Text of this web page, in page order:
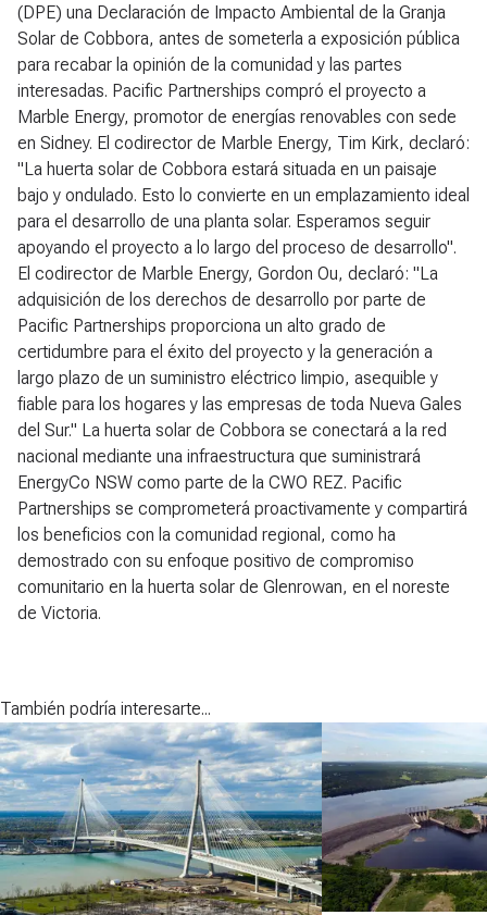
(DPE) una Declaración de Impacto Ambiental de la Granja
Solar de Cobbora, antes de someterla a exposición pública
para recabar la opinión de la comunidad y las partes
interesadas. Pacific Partnerships compró el proyecto a
Marble Energy, promotor de energías renovables con sede
en Sidney. El codirector de Marble Energy, Tim Kirk, declaró:
"La huerta solar de Cobbora estará situada en un paisaje
bajo y ondulado. Esto lo convierte en un emplazamiento ideal
para el desarrollo de una planta solar. Esperamos seguir
apoyando el proyecto a lo largo del proceso de desarrollo".
El codirector de Marble Energy, Gordon Ou, declaró: "La
adquisición de los derechos de desarrollo por parte de
Pacific Partnerships proporciona un alto grado de
certidumbre para el éxito del proyecto y la generación a
largo plazo de un suministro eléctrico limpio, asequible y
fiable para los hogares y las empresas de toda Nueva Gales
del Sur." La huerta solar de Cobbora se conectará a la red
nacional mediante una infraestructura que suministrará
EnergyCo NSW como parte de la CWO REZ. Pacific
Partnerships se comprometerá proactivamente y compartirá
los beneficios con la comunidad regional, como ha
demostrado con su enfoque positivo de compromiso
comunitario en la huerta solar de Glenrowan, en el noreste
de Victoria.
También podría interesarte...